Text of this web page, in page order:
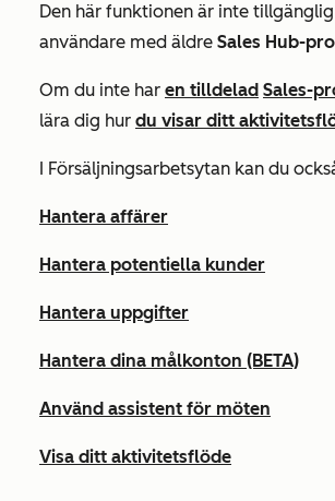
Den här funktionen är inte
användare med äldre Sales Hub-
Om du inte har en tilldelad Sales-
lära dig hur du visar ditt
I Försäljningsarbetsytan kan du
Hantera affärer
Hantera potentiella kunder
Hantera uppgifter
Hantera dina målkonton (BETA)
Använd assistent för möten
Visa ditt aktivitetsflöde